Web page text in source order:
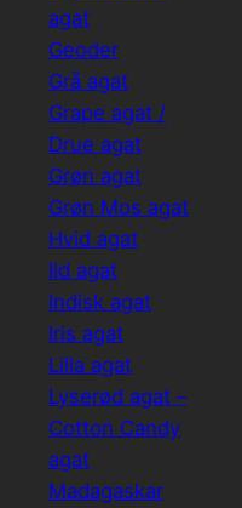
agat
Geoder
Grå agat
Grape agat /
Drue agat
Grøn agat
Grøn Mos agat
Hvid agat
Ild agat
Indisk agat
Iris agat
Lilla agat
Lyserød agat –
Cotton Candy
agat
Madagaskar